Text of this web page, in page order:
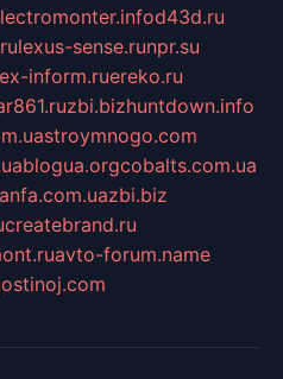
d43d.ru
lexus-sense.runpr.su
inform.ruereko.ru
zbi.bizhuntdown.info
stroymnogo.com
blogua.orgcobalts.com.ua
nfa.com.uazbi.biz
createbrand.ru
avto-forum.name